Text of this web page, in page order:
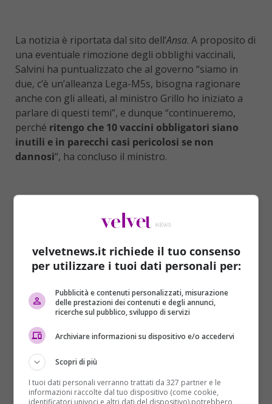
La notizia è riportata dal sito dell’Ansa. A proposito di
una eventuale rimozione degli obblighi vaccinali,
Salvini ha puntualizzato che al governo “siamo in
due, c’è un’alleanza Lega-M5s, bisogna ragionare
anche con gli alleati, al ministro Grillo ho iniziato a
parlare di questi temi”, e dunque “continueremo,
perché ritengo che 10 vaccini obbligatori siano
inutili e in parecchi casi pericolosi se non
dannosi“, ha concluso il ministro.
Come se non bastasse per gettare acqua sul fuoco
delle polemiche ormai quotidiane sulle sue
esternazioni, il ministro dell’Interno,ha ringraziato
velvetnews.it richiede il tuo consenso
per utilizzare i tuoi dati personali per:
Pubblicità e contenuti personalizzati, misurazione
delle prestazioni dei contenuti e degli annunci,
ricerche sul pubblico, sviluppo di servizi
Archiviare informazioni su dispositivo e/o accedervi
Scopri di più
I tuoi dati personali verranno trattati da 327 partner e le
informazioni raccolte dal tuo dispositivo (come cookie,
identificatori univoci e altri dati del dispositivo) potrebbero